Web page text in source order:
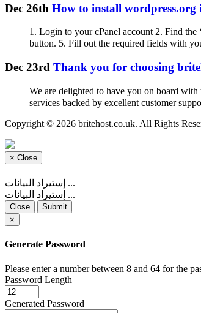
Dec 26th How to install wordpress.org
1. Login to your cPanel account 2. Find the
button. 5. Fill out the required fields with
Dec 23rd Thank you for choosing
We are delighted to have you on board
services backed by excellent customer
Copyright © 2026 britehost.co.uk. All Rights
× Close
إستيراد البيانات ...
إستيراد البيانات ...
Close
Submit
×
Generate Password
Please enter a number between 8 and 64 for the
Password Length
Generated Password